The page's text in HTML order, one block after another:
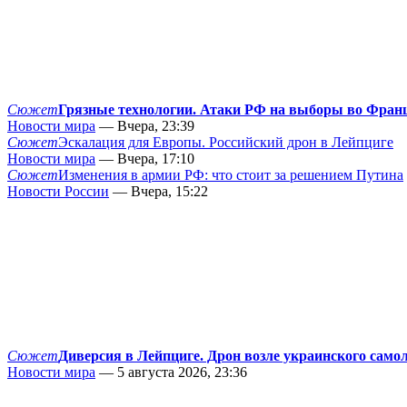
СюжетГрязные технологии. Атаки РФ на выборы во
Новости мира — Вчера, 23:39
СюжетЭскалация для Европы. Российский дрон в Лейпциге
Новости мира — Вчера, 17:10
СюжетИзменения в армии РФ: что стоит за решением Путина
Новости России — Вчера, 15:22
СюжетДиверсия в Лейпциге. Дрон возле украинского
Новости мира — 5 августа 2026, 23:36